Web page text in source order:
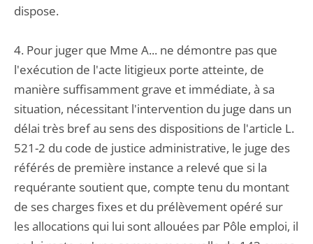
dispose.
4. Pour juger que Mme A... ne démontre pas que
l'exécution de l'acte litigieux porte atteinte, de
manière suffisamment grave et immédiate, à sa
situation, nécessitant l'intervention du juge dans un
délai très bref au sens des dispositions de l'article L.
521-2 du code de justice administrative, le juge des
référés de première instance a relevé que si la
requérante soutient que, compte tenu du montant
de ses charges fixes et du prélèvement opéré sur
les allocations qui lui sont allouées par Pôle emploi, il